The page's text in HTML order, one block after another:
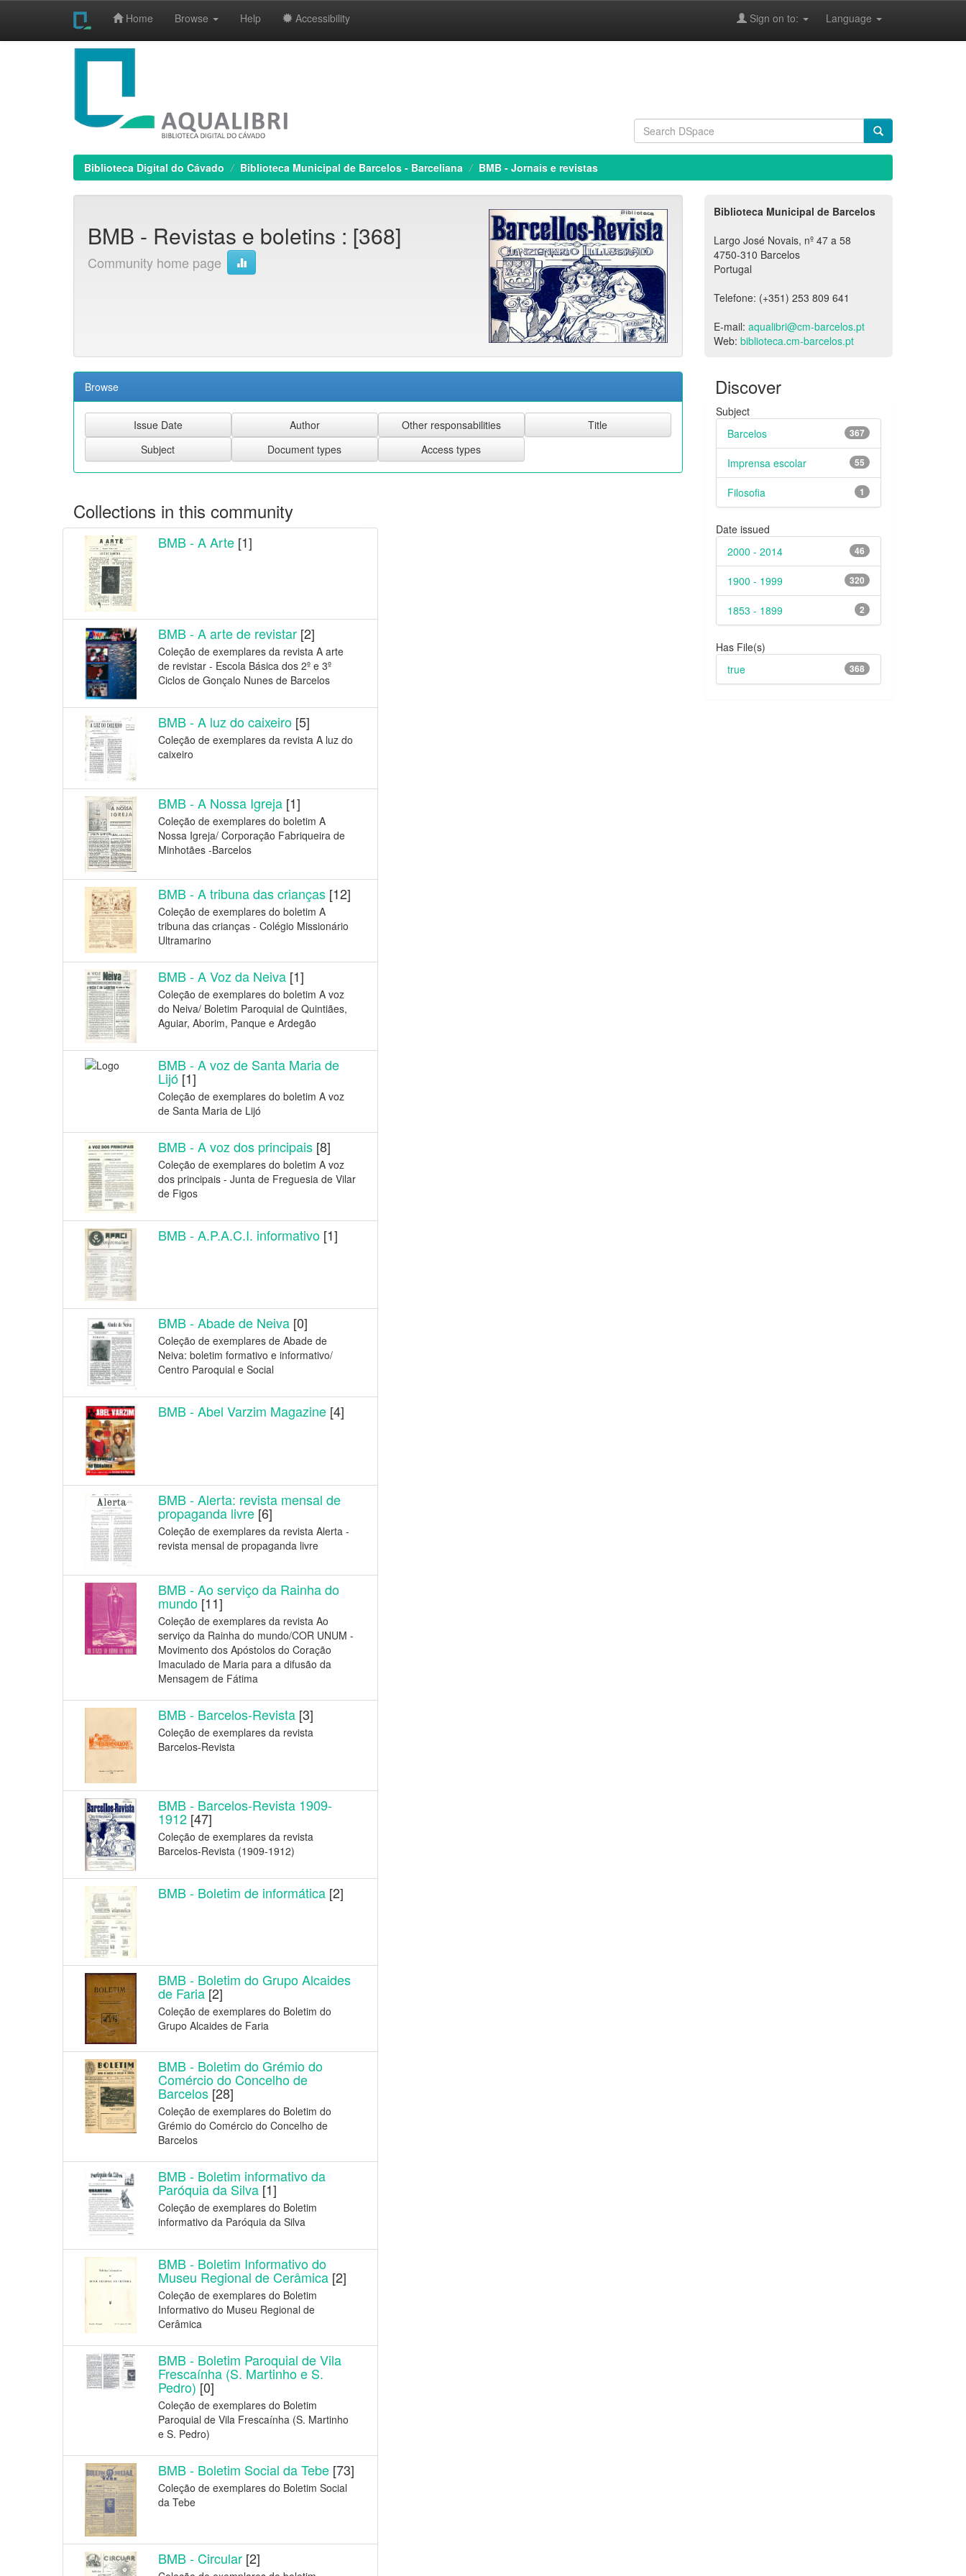
Home Browse Help Accessibility Language
Sign on to:
Biblioteca Digital do Cávado Biblioteca Municipal de Barcelos - Barceliana BMB - Jornais e revistas
BMB - Revistas e boletins : [368]
Community home page
Browse
Collections in this community
BMB - A Arte[1]
BMB - A arte de revistar[2]
Coleção de exemplares da revista A arte
de revistar - Escola Básica dos 2º e 3º
Ciclos de Gonçalo Nunes de Barcelos
BMB - A luz do caixeiro[5]
Coleção de exemplares da revista A luz do
caixeiro
BMB - A Nossa Igreja[1]
Coleção de exemplares do boletim A
Nossa Igreja/ Corporação Fabriqueira de
Minhotães -Barcelos
BMB - A tribuna das crianças[12]
Coleção de exemplares do boletim A
tribuna das crianças - Colégio Missionário
Ultramarino
BMB - A Voz da Neiva[1]
Coleção de exemplares do boletim A voz
do Neiva/ Boletim Paroquial de Quintiães,
Aguiar, Aborim, Panque e Ardegão
BMB - A voz de Santa Maria de
Lijó[1]
Coleção de exemplares do boletim A voz
de Santa Maria de Lijó
BMB - A voz dos principais[8]
Coleção de exemplares do boletim A voz
dos principais - Junta de Freguesia de Vilar
de Figos
BMB - A.P.A.C.I. informativo[1]
BMB - Abade de Neiva[0]
Coleção de exemplares de Abade de
Neiva: boletim formativo e informativo/
Centro Paroquial e Social
BMB - Abel Varzim Magazine[4]
BMB - Alerta: revista mensal de
propaganda livre[6]
Coleção de exemplares da revista Alerta -
revista mensal de propaganda livre
BMB - Ao serviço da Rainha do
mundo[11]
Coleção de exemplares da revista Ao
serviço da Rainha do mundo/COR UNUM -
Movimento dos Apóstolos do Coração
Imaculado de Maria para a difusão da
Mensagem de Fátima
BMB - Barcelos-Revista[3]
Coleção de exemplares da revista
Barcelos-Revista
BMB - Barcelos-Revista 1909-
1912[47]
Coleção de exemplares da revista
Barcelos-Revista (1909-1912)
BMB - Boletim de informática[2]
BMB - Boletim do Grupo Alcaides
de Faria[2]
Coleção de exemplares do Boletim do
Grupo Alcaides de Faria
BMB - Boletim do Grémio do
Comércio do Concelho de
Barcelos[28]
Coleção de exemplares do Boletim do
Grémio do Comércio do Concelho de
Barcelos
BMB - Boletim informativo da
Paróquia da Silva[1]
Coleção de exemplares do Boletim
informativo da Paróquia da Silva
BMB - Boletim Informativo do
Museu Regional de Cerâmica[2]
Coleção de exemplares do Boletim
Informativo do Museu Regional de
Cerâmica
BMB - Boletim Paroquial de Vila
Frescaínha (S. Martinho e S.
Pedro) [0]
Coleção de exemplares do Boletim
Paroquial de Vila Frescaínha (S. Martinho
e S. Pedro)
BMB - Boletim Social da Tebe[73]
Coleção de exemplares do Boletim Social
da Tebe
BMB - Circular[2]
Biblioteca Municipal de Barcelos
Largo José Novais, nº 47 a 58
4750-310 Barcelos
Portugal
Telefone: (+351) 253 809 641
E-mail: aqualibri@cm-barcelos.pt
Web: biblioteca.cm-barcelos.pt
Discover
Subject
367
Barcelos
55
Imprensa escolar
1
Filosofia
Date issued
46
2000 - 2014
320
1900 - 1999
2
1853 - 1899
Has File(s)
368
true